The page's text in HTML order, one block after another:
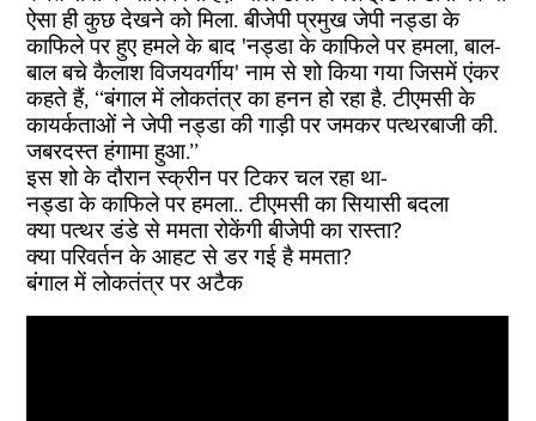
ऐसा ही कुछ देखने को मिला. बीजेपी प्रमुख जेपी नड्डा के
काफिले पर हुए हमले के बाद 'नड्डा के काफिले पर हमला, बाल-
बाल बचे कैलाश विजयवर्गीय' नाम से शो किया गया जिसमें एंकर
कहते हैं, ‘‘बंगाल में लोकतंत्र का हनन हो रहा है. टीएमसी के
कायर्कताओं ने जेपी नड्डा की गाड़ी पर जमकर पत्थरबाजी की.
जबरदस्त हंगामा हुआ.’’
इस शो के दौरान स्क्रीन पर टिकर चल रहा था-
नड्डा के काफिले पर हमला.. टीएमसी का सियासी बदला
क्या पत्थर डंडे से ममता रोकेंगी बीजेपी का रास्ता?
क्या परिवर्तन के आहट से डर गई है ममता?
बंगाल में लोकतंत्र पर अटैक